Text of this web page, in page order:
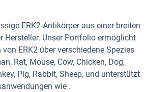
ERK2-Antikörper aus einer breiten
Hersteller. Unser Portfolio ermöglicht
ERK2 über verschiedene Spezies
Rat, Mouse, Cow, Chicken, Dog,
Pig, Rabbit, Sheep, und unterstützt
wie .